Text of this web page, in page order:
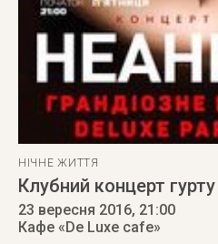
НІЧНЕ ЖИТТЯ
Клубний концерт
23 вересня 2016, 21:00
Кафе «De Luxe cafe»